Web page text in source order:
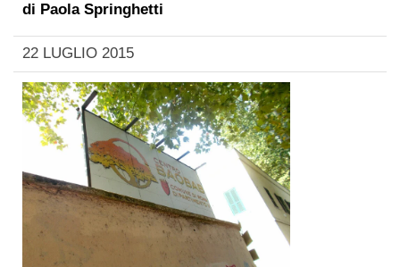
di Paola Springhetti
22 LUGLIO 2015